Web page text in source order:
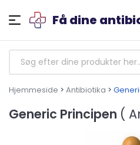
Få dine
Hjemmeside > Antibiotika >
Generic Principen (